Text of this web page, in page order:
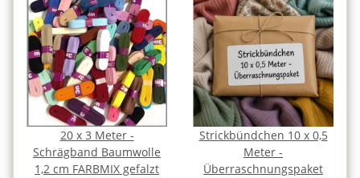
20 x 3 Meter -
Schrägband Baumwolle
1,2 cm FARBMIX gefalzt
Strickbündchen 10 x 0,5
Meter -
Überraschnungspaket